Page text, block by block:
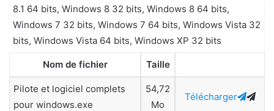
8.1 64 bits, Windows 8 32 bits, Windows 8 64 bits,
Windows 7 32 bits, Windows 7 64 bits, Windows Vista 32
bits, Windows Vista 64 bits, Windows XP 32 bits
Nom de fichier Taille
Pilote et logiciel complets
pour windows.exe
54,72
Mo
Télécharger